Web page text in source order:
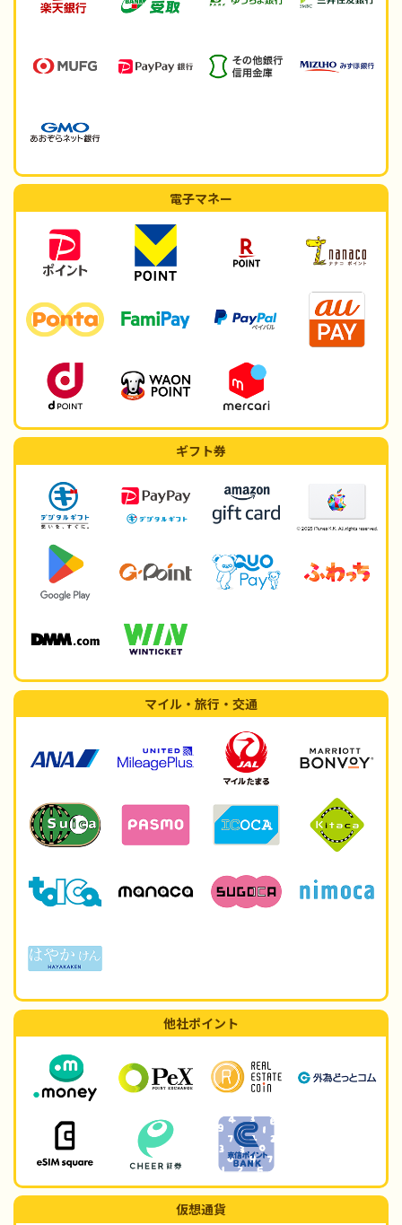
電子マネー
ギフト券
マイル・旅行・交通
他社ポイント
仮想通貨